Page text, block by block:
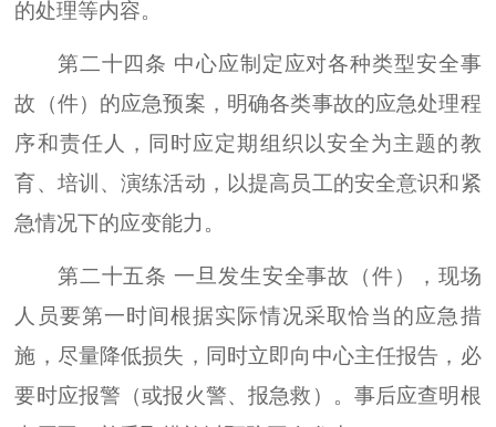
的处理等内容。
第二十四条 中心应制定应对各种类型安全事
故（件）的应急预案，明确各类事故的应急处理程
序和责任人，同时应定期组织以安全为主题的教
育、培训、演练活动，以提高员工的安全意识和紧
急情况下的应变能力。
第二十五条 一旦发生安全事故（件），现场
人员要第一时间根据实际情况采取恰当的应急措
施，尽量降低损失，同时立即向中心主任报告，必
要时应报警（或报火警、报急救）。事后应查明根